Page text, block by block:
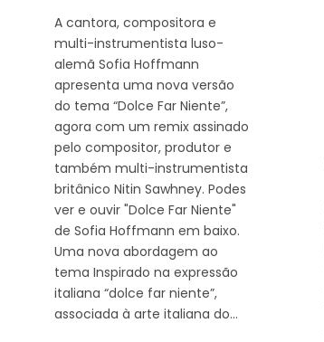
A cantora, compositora e
multi-instrumentista luso-
alemã Sofia Hoffmann
apresenta uma nova versão
do tema “Dolce Far Niente”,
agora com um remix assinado
pelo compositor, produtor e
também multi-instrumentista
britânico Nitin Sawhney. Podes
ver e ouvir "Dolce Far Niente"
de Sofia Hoffmann em baixo.
Uma nova abordagem ao
tema Inspirado na expressão
italiana “dolce far niente”,
associada à arte italiana do…